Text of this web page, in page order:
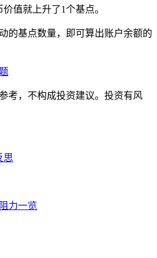
值就上升了1个基点。
的基点数量，即可算出账户余额的
考，不构成投资建议。投资有风
思
力一览